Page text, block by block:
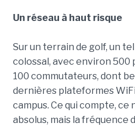
Un réseau à haut risque
Sur un terrain de golf, un
colossal, avec environ 500
100 commutateurs, dont
dernières plateformes
campus. Ce qui compte,
absolus, mais la fréquence